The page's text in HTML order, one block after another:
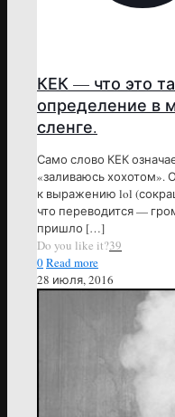
КЕК — что это
определение в
сленге.
Само слово КЕК
«заливаюсь хохотом».
к выражению lol
что переводится —
пришло […]
Do you like it?39
0Read more
28 июля, 2016